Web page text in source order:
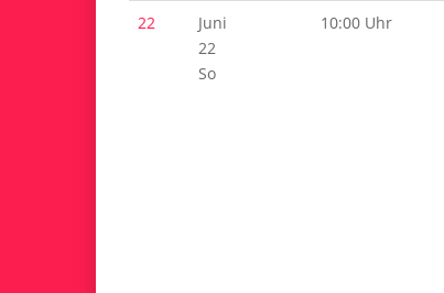
22
Juni
22
So
10:00 Uhr